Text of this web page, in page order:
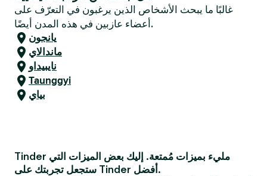
غالبًا ما يبحث الأشخاص الذين يرغبون في التعرّف على
أعضاء عازبين في هذه المدن أيضًا.
يانجون
ماندالاي
نايبيداو
Taunggyi
بياي
Tinder مليء بميزات مُمتعة. إليك بعض الميزات التي
ستجعل تجربتك على Tinder أفضل.